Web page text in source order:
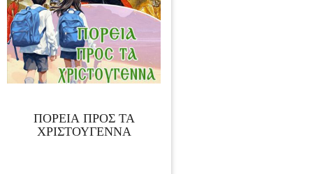
ΠΟΡΕΙΑ ΠΡΟΣ ΤΑ
ΧΡΙΣΤΟΥΓΕΝΝΑ